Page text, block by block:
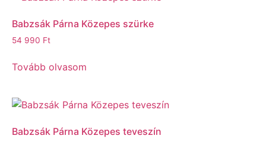
Babzsák Párna Közepes szürke
54 990 Ft
Tovább olvasom
Babzsák Párna Közepes teveszín